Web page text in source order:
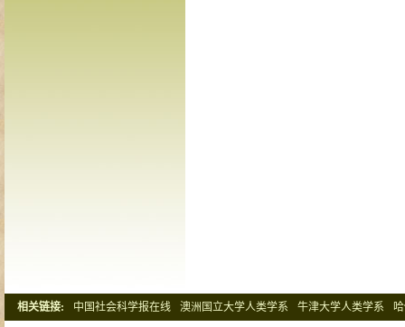
相关链接: 中国社会科学报在线 澳洲国立大学人类学系 牛津大学人类学系